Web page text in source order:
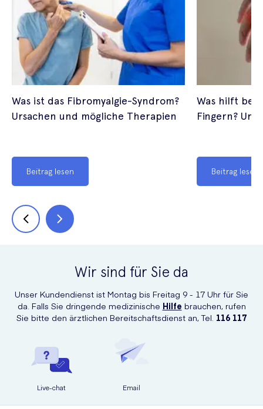
Was ist das Fibromyalgie-Syndrom?
Ursachen und mögliche Therapien
Beitrag lesen
Was hilft bei
Fingern?
Beitrag lesen
Wir sind für Sie da
Unser Kundendienst ist Montag bis Freitag 9 - 17 Uhr für Sie
da. Falls Sie dringende medizinische Hilfe brauchen, rufen
Sie bitte den ärztlichen Bereitschaftsdienst an, Tel. 116 117
Live-chat Email